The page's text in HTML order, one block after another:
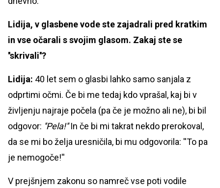
Lidija, v glasbene vode ste zajadrali pred kratkim
in vse očarali s svojim glasom. Zakaj ste se
''skrivali''?
Lidija: 40 let sem o glasbi lahko samo sanjala z
odprtimi očmi. Če bi me tedaj kdo vprašal, kaj bi v
življenju najraje počela (pa če je možno ali ne), bi bil
odgovor: ''Pela!''In če bi mi takrat nekdo prerokoval,
da se mi bo želja uresničila, bi mu odgovorila: ''To pa
je nemogoče!''
V prejšnjem zakonu so namreč vse poti vodile